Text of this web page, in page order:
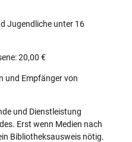
Jugendliche unter 16
20,00 €
und Empfänger von
und Dienstleistung
Erst wenn Medien nach
Bibliotheksausweis nötig.